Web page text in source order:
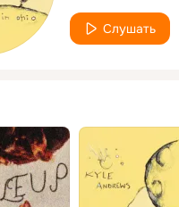
Слушать